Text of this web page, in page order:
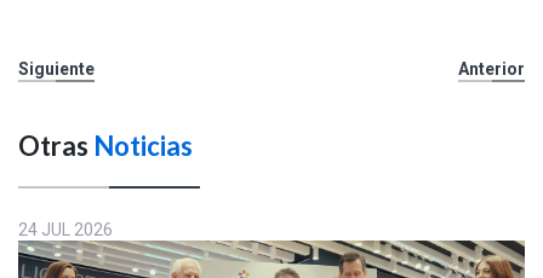
Siguiente Anterior
Otras Noticias
24 JUL 2026